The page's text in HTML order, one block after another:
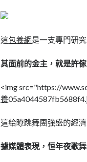
這包養網是一支專門研
其面前的金主，就是許
<img src="https://
養
這給瞭跳舞團強盛的經濟
據媒體表現，恒年夜歌